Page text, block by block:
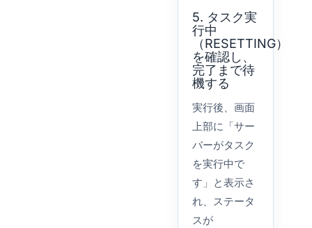
5. タスク実
行中
（RESETTING）
を確認し、
完了まで待
機する
実行後、画面
上部に「サー
バーがタスク
を実行中で
す」と表示さ
れ、ステータ
スが